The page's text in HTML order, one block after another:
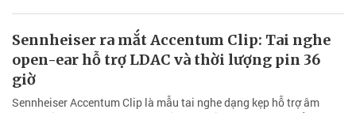
Sennheiser ra mắt Accentum Clip: Tai nghe
open-ear hỗ trợ LDAC và thời lượng pin 36
giờ
Sennheiser Accentum Clip là mẫu tai nghe dạng kẹp hỗ trợ âm